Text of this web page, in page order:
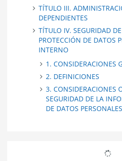
TÍTULO III.
DEPENDIENTES
TÍTULO IV. SEGURIDAD
PROTECCIÓN DE DATOS
INTERNO
1. CONSIDERACIONES
2. DEFINICIONES
3. CONSIDERACIONES
SEGURIDAD DE LA
DE DATOS